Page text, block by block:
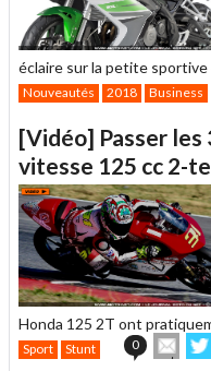
éclaire sur la petite sportive
Nouveautés 2018 Business
[Vidéo] Passer les
vitesse 125 cc 2-
Honda 125 2T ont
Sport Stunt 0
cet sur